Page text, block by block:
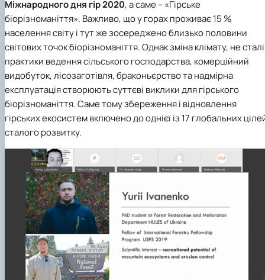
Міжнародного дня гір 2020, а саме – «Гірське
біорізноманіття». Важливо, що у горах проживає 15 %
населення світу і тут же зосереджено близько половини
світових точок біорізноманіття. Однак зміна клімату, не сталі
практики ведення сільського господарства, комерційний
видобуток, лісозаготівля, браконьєрство та надмірна
експлуатація створюють суттєві виклики для гірського
біорізноманіття. Саме тому збереження і відновлення
гірських екосистем включено до однієї із 17 глобальних
сталого розвитку.